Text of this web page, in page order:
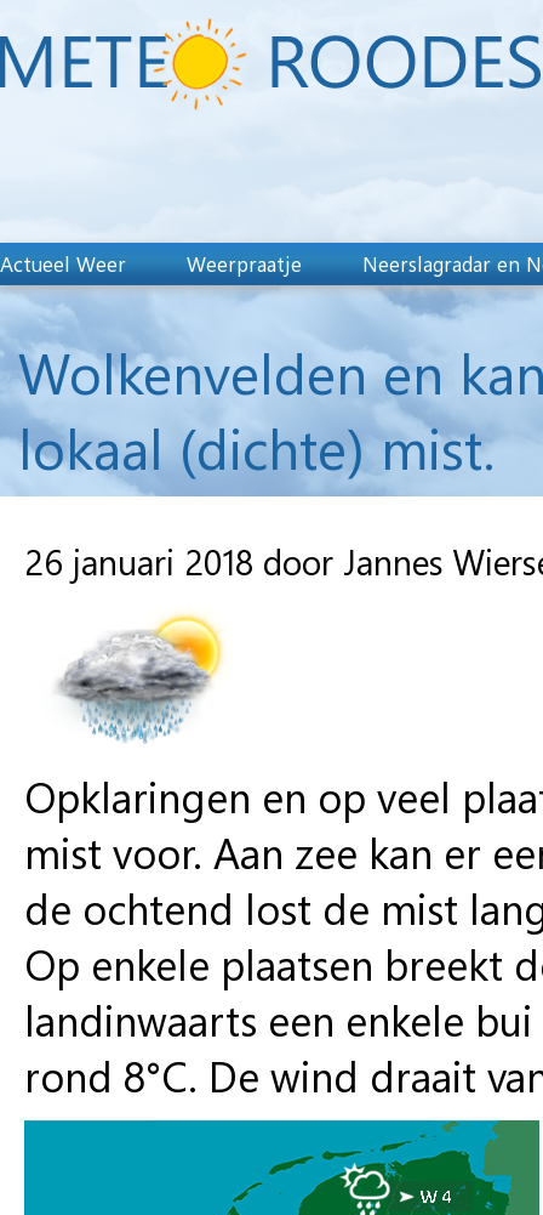
Actueel Weer Weerpraatje Neerslagradar en
Wolkenvelden en
lokaal (dichte) mist.
26 januari 2018 door Jannes
Opklaringen en op veel
mist voor. Aan zee kan er
de ochtend lost de mist
Op enkele plaatsen breekt
landinwaarts een enkele
rond 8°C. De wind draait